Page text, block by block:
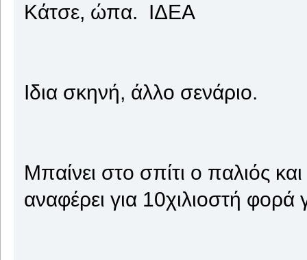
Κάτσε, ώπα. ΙΔΕΑ
Ιδια σκηνή, άλλο σενάριο.
Μπαίνει στο σπίτι ο παλιός
αναφέρει για 10χιλιοστή